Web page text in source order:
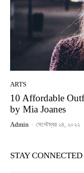
ARTS
10 Affordable
by Mia Joanes
Admin - সেপ্টেম্বর ২৪, ২০২২
STAY CONNECTED